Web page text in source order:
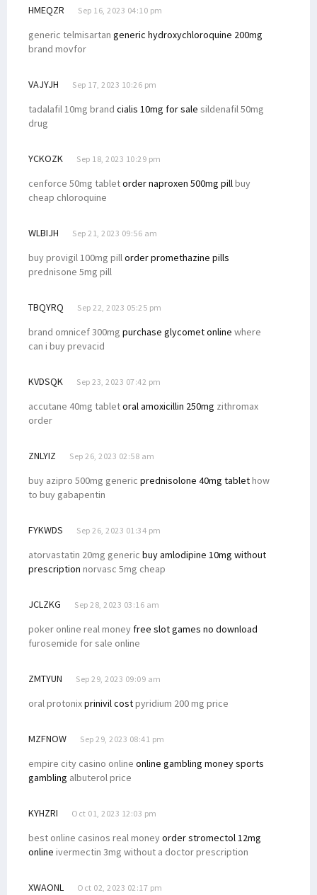
HMEQZR Sep 16, 2023 04:10 pm
generic telmisartan generic hydroxychloroquine 200mg
brand movfor
VAJYJH Sep 17, 2023 10:26 pm
tadalafil 10mg brand cialis 10mg for sale sildenafil 50mg
drug
YCKOZK Sep 18, 2023 10:29 pm
cenforce 50mg tabletorder naproxen 500mg pillbuy
cheap chloroquine
WLBIJH Sep 21, 2023 09:56 am
buy provigil 100mg pillorder promethazine pills
prednisone 5mg pill
TBQYRQ Sep 22, 2023 05:25 pm
brand omnicef 300mg purchase glycomet online where
can i buy prevacid
KVDSQK Sep 23, 2023 07:42 pm
accutane 40mg tabletoral amoxicillin 250mg zithromax
order
ZNLYIZ Sep 26, 2023 02:58 am
buy azipro 500mg generic prednisolone 40mg tablethow
to buy gabapentin
FYKWDS Sep 26, 2023 01:34 pm
atorvastatin 20mg generic buy amlodipine 10mg without
prescription norvasc 5mg cheap
JCLZKG Sep 28, 2023 03:16 am
poker online real money free slot games no download
furosemide for sale online
ZMTYUN Sep 29, 2023 09:09 am
oral protonixprinivil costpyridium 200 mg price
MZFNOW Sep 29, 2023 08:41 pm
empire city casino online online gambling money sports
gambling albuterol price
KYHZRI Oct 01, 2023 12:03 pm
best online casinos real moneyorder stromectol 12mg
online ivermectin 3mg without a doctor prescription
XWAONL Oct 02, 2023 02:17 pm